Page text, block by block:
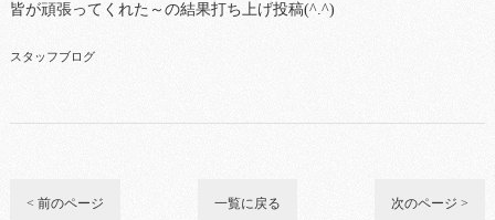
皆が頑張ってくれた～の結果打ち上げ投稿(^.^)
スタッフブログ
< 前のページ 一覧に戻る 次のページ >